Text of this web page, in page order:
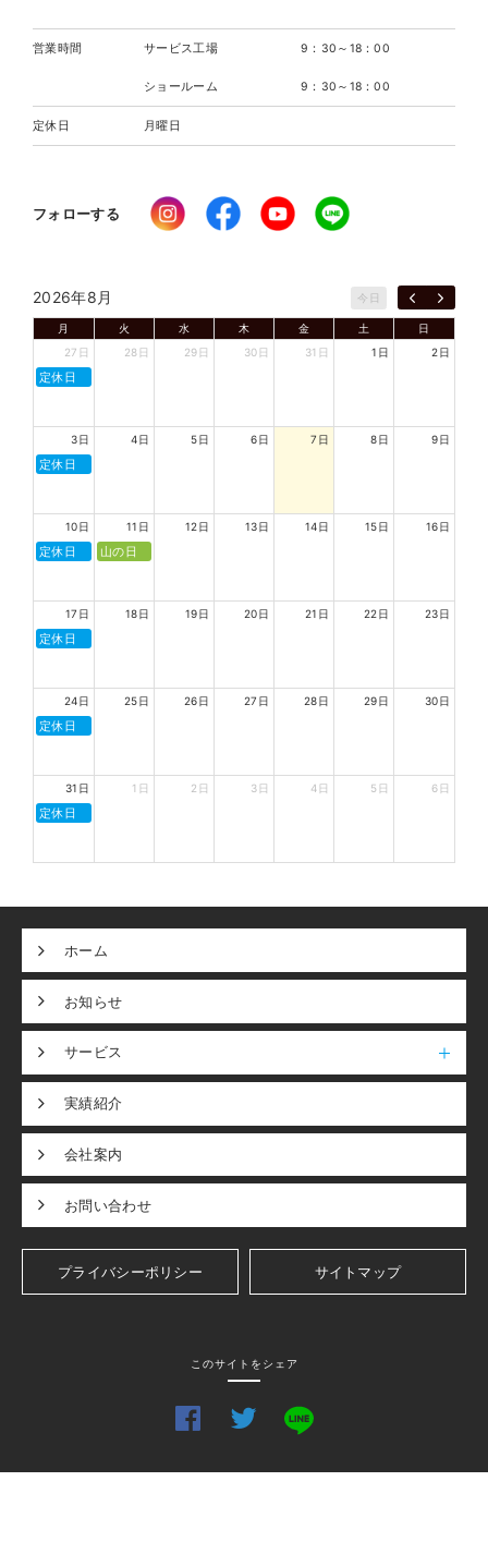
営業時間 サービス工場 9：30～18：00
ショールーム 9：30～18：00
定休日 月曜日
フォローする
2026年8月 今日
月 火 水 木 金 土
日
27日
定休日
28日 29日 30日 31日 1日 2日
3日
定休日
4日 5日 6日 7日 8日 9日
10日
定休日
11日
山の日
12日 13日 14日 15日 16日
17日
定休日
18日 19日 20日 21日 22日 23日
24日
定休日
25日 26日 27日 28日 29日 30日
31日
定休日
1日 2日 3日 4日 5日 6日
ホーム
お知らせ
サービス
実績紹介
会社案内
お問い合わせ
プライバシーポリシー サイトマップ
このサイトをシェア